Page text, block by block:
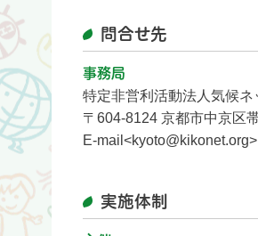
問合せ先
事務局
特定非営利活動法人気候
〒604-8124 京都市中京区
E-mail<kyoto@kikonet.org>
実施体制